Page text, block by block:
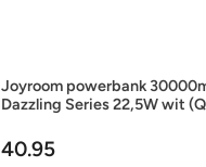
Joyroom powerbank
Dazzling Series 22,5W wit
40.95